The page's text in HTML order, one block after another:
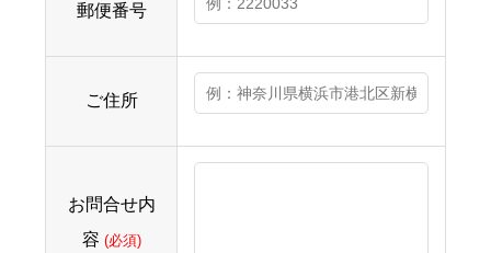
郵便番号
ご住所
お問合せ内
容 (必須)